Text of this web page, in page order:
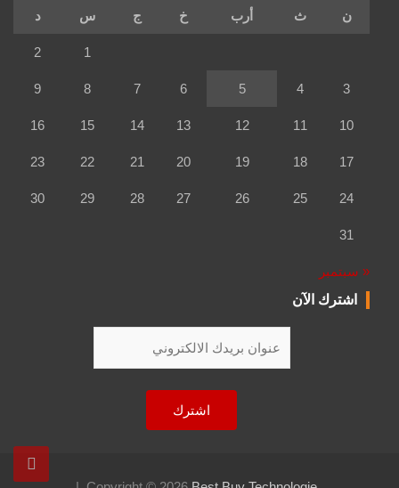
ن ث أرب خ ج س د
1
2
3
4
5
6
7
8
9
10
11
12
13
14
15
16
17
18
19
20
21
22
23
24
25
26
27
28
29
30
31
« سبتمبر
اشترك الآن